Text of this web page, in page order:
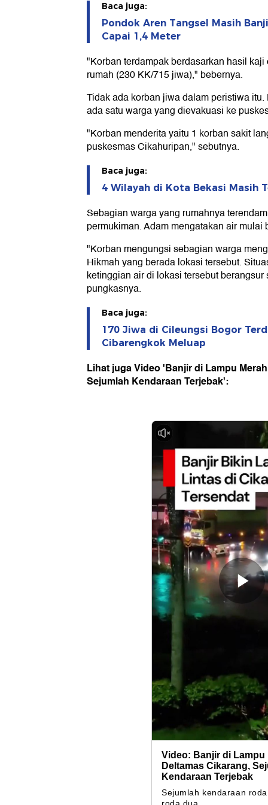
Baca juga:
Pondok Aren Tangsel Masih
Capai 1,4 Meter
"Korban terdampak berdasarkan hasil
rumah (230 KK/715 jiwa)," bebernya.
Tidak ada korban jiwa dalam peristiwa
ada satu warga yang dievakuasi ke
"Korban menderita yaitu 1 korban sakit
puskesmas Cikahuripan," sebutnya.
Baca juga:
4 Wilayah di Kota Bekasi Masih
Sebagian warga yang rumahnya
permukiman. Adam mengatakan air
"Korban mengungsi sebagian warga
Hikmah yang berada lokasi tersebut.
ketinggian air di lokasi tersebut berangsur
pungkasnya.
Baca juga:
170 Jiwa di Cileungsi Bogor
Cibarengkok Meluap
Lihat juga Video 'Banjir di Lampu
Sejumlah Kendaraan Terjebak':